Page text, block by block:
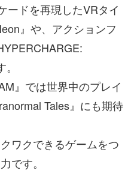
ードを再現したVRタイ
』や、アクションフ
』では世界中のプレイ
Tales』にも期待
ワクできるゲームをつ
です。